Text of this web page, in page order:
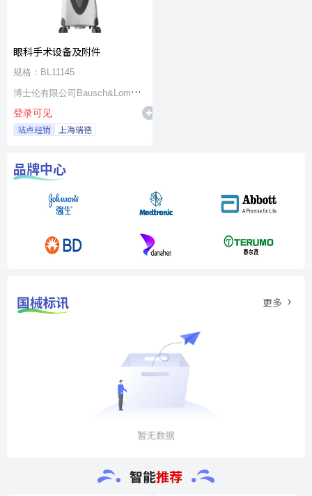
眼科手术设备及附件
规格：BL11145
博士伦有限公司Bausch&Lomb
Incorporated
登录可见
站点经销 上海瑞德
品牌中心